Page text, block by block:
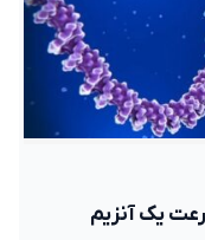
یک آنزیم